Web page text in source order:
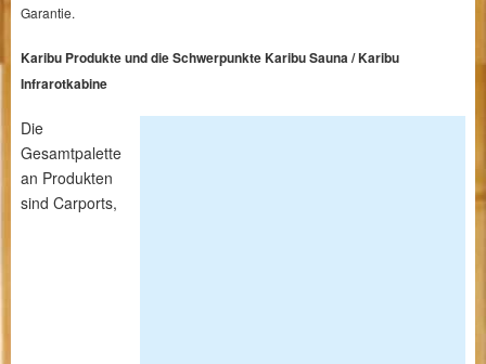
Garantie.
Karibu Produkte und die Schwerpunkte Karibu Sauna / Karibu
Infrarotkabine
Die
Gesamtpalette
an Produkten
sind Carports,